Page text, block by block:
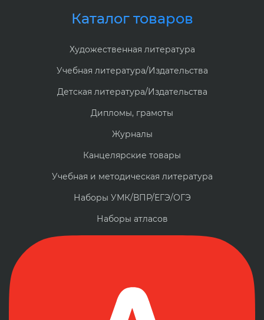
Каталог товаров
Художественная литература
Учебная литература/Издательства
Детская литература/Издательства
Дипломы, грамоты
Журналы
Канцелярские товары
Учебная и методическая литература
Наборы УМК/ВПР/ЕГЭ/ОГЭ
Наборы атласов